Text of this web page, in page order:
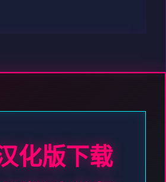
版下载